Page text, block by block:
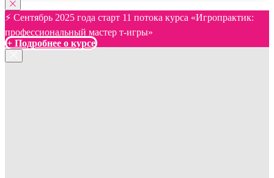
⚡️ Сентябрь 2025 года старт 11 потока курса «Игропрактик:
профессиональный мастер т-игры»
+ Подробнее о курсе